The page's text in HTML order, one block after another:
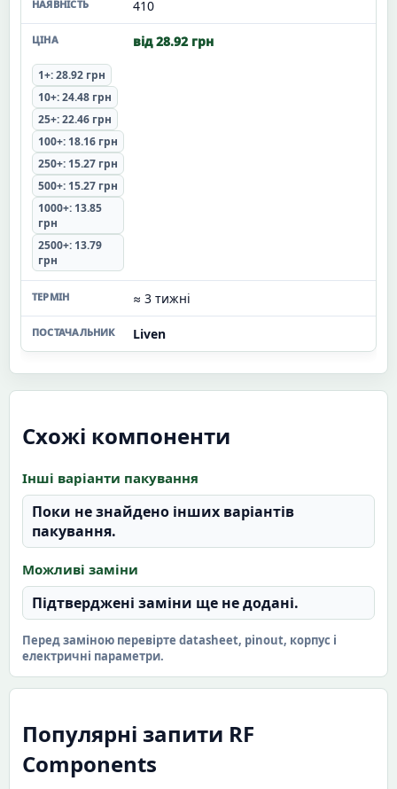
410
від 28.92 грн
1+: 28.92 грн
10+: 24.48 грн
25+: 22.46 грн
100+: 18.16 грн
250+: 15.27 грн
500+: 15.27 грн
1000+: 13.85
грн
2500+: 13.79
грн
≈ 3 тижні
Liven
Схожі компоненти
Інші варіанти пакування
Поки не знайдено інших варіантів
пакування.
Можливі заміни
Підтверджені заміни ще не додані.
Перед заміною перевірте datasheet, pinout, корпус і
електричні параметри.
Популярні запити RF
Components